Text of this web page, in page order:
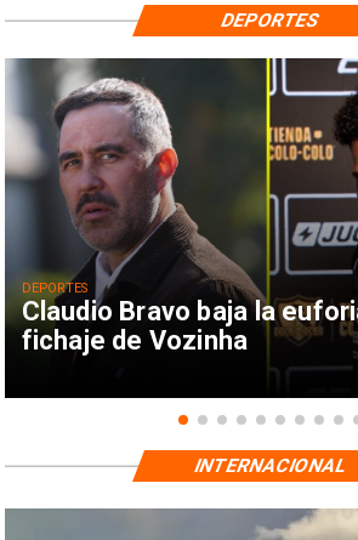
Claudio Bravo baja la
fichaje de Vozinha
DEPORTES
DEPORTES
INTERNACIONAL